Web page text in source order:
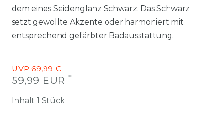
dem eines Seidenglanz Schwarz. Das Schwarz
setzt gewollte Akzente oder harmoniert mit
entsprechend gefärbter Badausstattung.
UVP 69,99 €
59,99 EUR *
Inhalt 1 Stück